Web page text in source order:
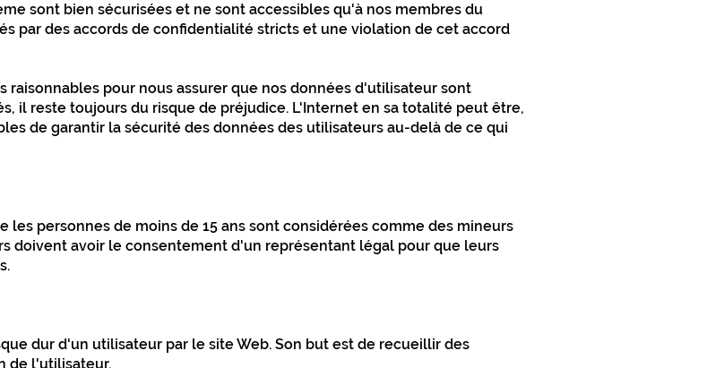
sont bien sécurisées et ne sont accessibles qu'à nos membres du
par des accords de confidentialité stricts et une violation de cet accord
pour nous assurer que nos données d'utilisateur sont
il reste toujours du risque de préjudice. L'Internet en sa totalité peut être,
de garantir la sécurité des données des utilisateurs au-delà de ce qui
les personnes de moins de 15 ans sont considérées comme des mineurs
doivent avoir le consentement d'un représentant légal pour que leurs
dur d'un utilisateur par le site Web. Son but est de recueillir des
de l'utilisateur.